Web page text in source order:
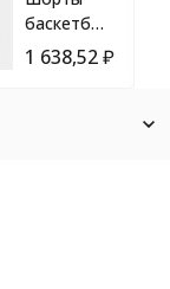
баскетбольные
JOMA
NOBEL
1 638,52₽